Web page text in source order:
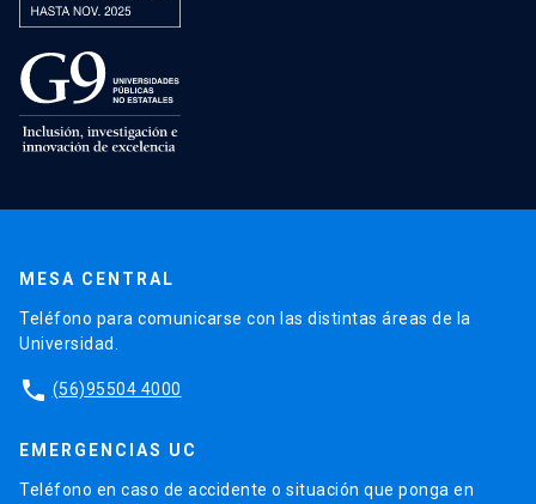
MESA CENTRAL
Teléfono para comunicarse con las distintas áreas de la
Universidad.
phone (56)95504 4000
EMERGENCIAS UC
Teléfono en caso de accidente o situación que ponga en